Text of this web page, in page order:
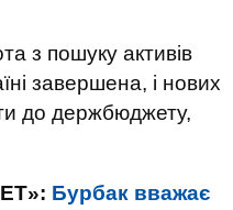
з пошуку активів
завершена, і нових
до держбюджету,
Бурбак вважає